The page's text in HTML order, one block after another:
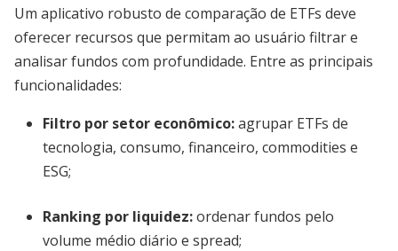
Um aplicativo robusto de comparação de ETFs deve
oferecer recursos que permitam ao usuário filtrar e
analisar fundos com profundidade. Entre as principais
funcionalidades:
Filtro por setor econômico:agrupar ETFs de
tecnologia, consumo, financeiro, commodities e
ESG;
Ranking por liquidez:ordenar fundos pelo
volume médio diário e spread;